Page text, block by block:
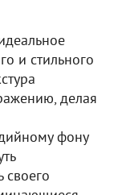
и стильного
делая
фону
своего